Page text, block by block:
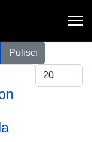
Pulisci
Visualizza #